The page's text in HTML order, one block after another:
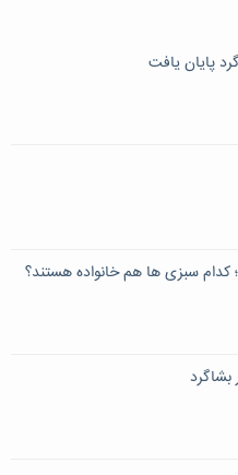
پایان یافت
کدام سبزی ها هم خانواده هستند؟
بشاگرد